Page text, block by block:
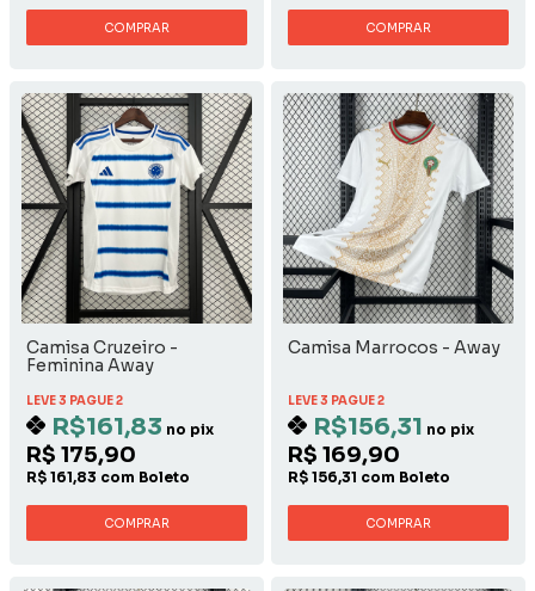
COMPRAR COMPRAR
Camisa Cruzeiro -
Feminina Away
LEVE 3 PAGUE 2
R$161,83 no pix
R$ 175,90
R$ 161,83 com Boleto
COMPRAR
Camisa Marrocos - Away
LEVE 3 PAGUE 2
R$156,31 no pix
R$ 169,90
R$ 156,31 com Boleto
COMPRAR